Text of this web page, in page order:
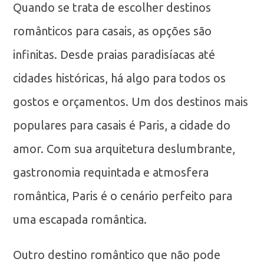
Quando se trata de escolher destinos
românticos para casais, as opções são
infinitas. Desde praias paradisíacas até
cidades históricas, há algo para todos os
gostos e orçamentos. Um dos destinos mais
populares para casais é Paris, a cidade do
amor. Com sua arquitetura deslumbrante,
gastronomia requintada e atmosfera
romântica, Paris é o cenário perfeito para
uma escapada romântica.
Outro destino romântico que não pode